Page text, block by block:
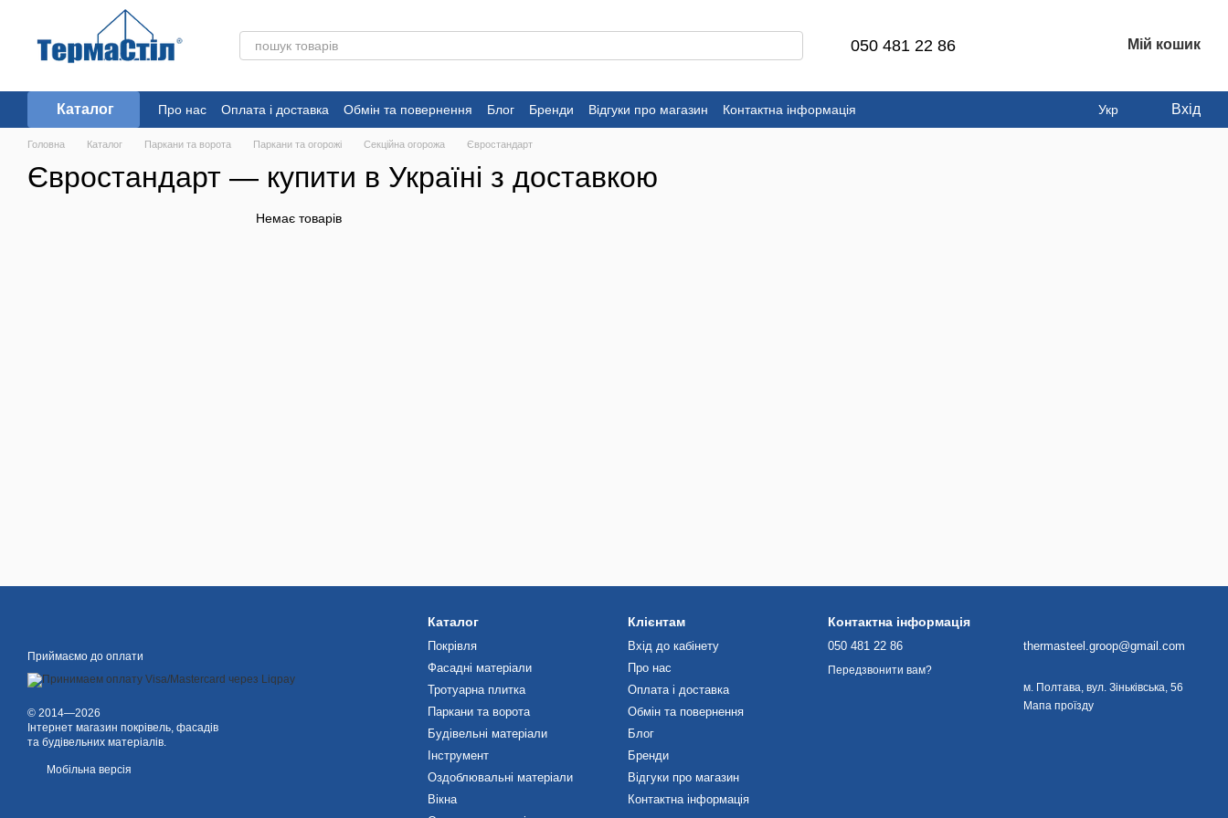
Перейти до основного контенту
050 481 22 86 Мій кошик
Каталог Про нас Оплата і доставка Обмін та повернення Блог Бренди Відгуки про магазин Контактна інформація Укр Вхід
Головна Каталог Паркани та ворота Паркани та огорожі Секційна огорожа Євростандарт
Євростандарт — купити в Україні з доставкою
Немає товарів
Приймаємо до оплати
© 2014—2026
Інтернет магазин покрівель, фасадів
та будівельних матеріалів.
Мобільна версія
Каталог
Покрівля
Фасадні матеріали
Тротуарна плитка
Паркани та ворота
Будівельні матеріали
Інструмент
Оздоблювальні матеріали
Вікна
Клієнтам
Вхід до кабінету
Про нас
Оплата і доставка
Обмін та повернення
Блог
Бренди
Відгуки про магазин
Контактна інформація
Контактна інформація
050 481 22 86
Передзвонити вам?
thermasteel.groop@gmail.com
м. Полтава, вул. Зіньківська, 56
Мапа проїзду